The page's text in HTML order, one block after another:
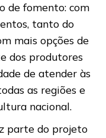
de fomento: com
tanto do
mais opções de
dos produtores
de atender às
as regiões e
nacional.
parte do projeto